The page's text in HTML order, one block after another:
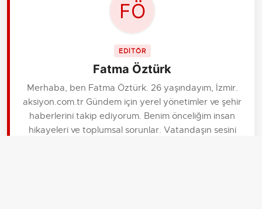
EDİTÖR
Fatma Öztürk
Merhaba, ben Fatma Öztürk. 26 yaşındayım, İzmir.
aksiyon.com.tr Gündem için yerel yönetimler ve şehir
haberlerini takip ediyorum. Benim önceliğim insan
hikayeleri ve toplumsal sorunlar. Vatandaşın sesini